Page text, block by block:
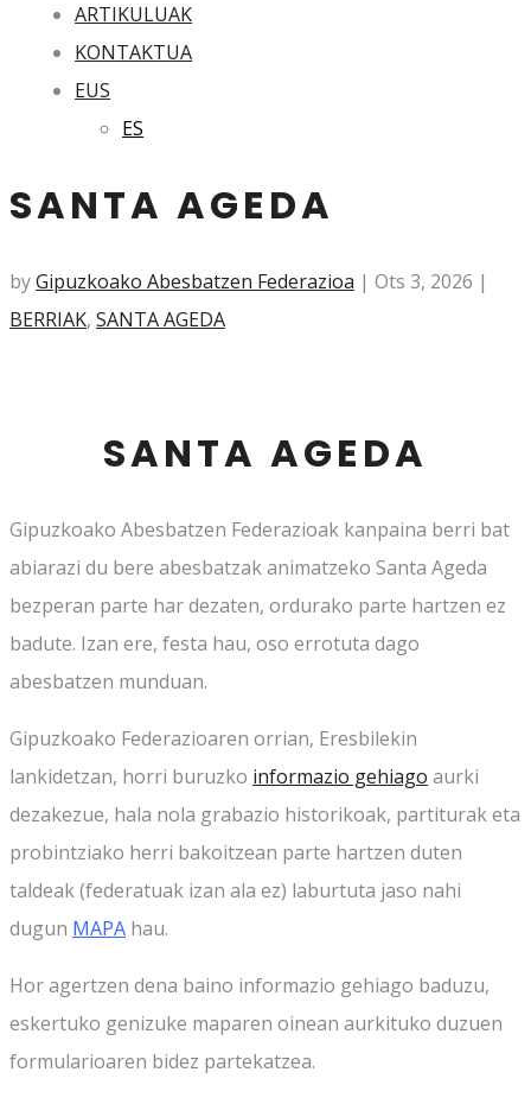
ARTIKULUAK
KONTAKTUA
EUS
ES
SANTA AGEDA
byGipuzkoako Abesbatzen Federazioa | Ots 3, 2026 |
BERRIAK, SANTA AGEDA
SANTA AGEDA
Gipuzkoako Abesbatzen Federazioak kanpaina berri bat
abiarazi du bere abesbatzak animatzeko Santa Ageda
bezperan parte har dezaten, ordurako parte hartzen ez
badute. Izan ere, festa hau, oso errotuta dago
abesbatzen munduan.
Gipuzkoako Federazioaren orrian, Eresbilekin
lankidetzan, horri buruzko informazio gehiago aurki
dezakezue, hala nola grabazio historikoak, partiturak eta
probintziako herri bakoitzean parte hartzen duten
taldeak (federatuak izan ala ez) laburtuta jaso nahi
dugun MAPA hau.
Hor agertzen dena baino informazio gehiago baduzu,
eskertuko genizuke maparen oinean aurkituko duzuen
formularioaren bidez partekatzea.